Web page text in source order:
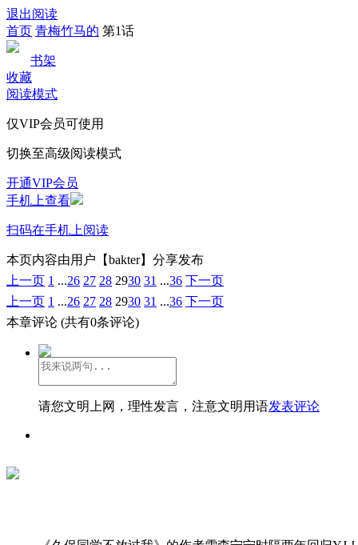
退出阅读
首页 青梅竹马的 第1话
书架
收藏
阅读模式
仅VIP会员可使用
切换至高级阅读模式
开通VIP会员
手机上查看
扫码在手机上阅读
本页内容由用户【bakter】分享发布
上一页 1 ...26 27 28 2930 31 ...36 下一页
上一页 1 ...26 27 28 2930 31 ...36 下一页
本章评论 (共有0条评论)
请您文明上网，理性发言，注意文明用语发表评论